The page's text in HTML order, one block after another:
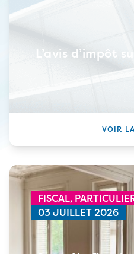
L’avis d’impôt
VOIR
FISCAL,
03 JUILLET 2026